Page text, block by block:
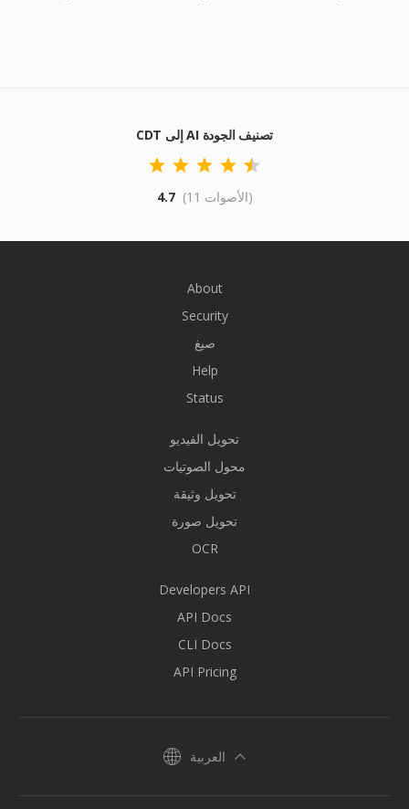
CDT إلى AI تصنيف الجودة
4.7 (11 الأصوات)
About
Security
صيغ
Help
Status
تحويل الفيديو
محول الصوتيات
تحويل وثيقة
تحويل صورة
OCR
Developers API
API Docs
CLI Docs
API Pricing
العربية